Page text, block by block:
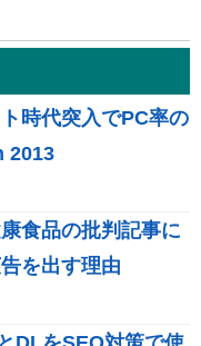
時代突入でPC率の
2013
食品の批判記事に
を出す理由